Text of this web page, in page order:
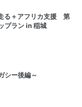
る＋アフリカ支援 第
プラン in 稲城
シー後編～